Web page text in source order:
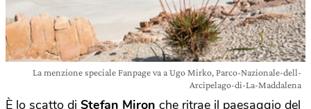
La menzione speciale Fanpage va a Ugo Mirko, Parco-Nazionale-dell-
Arcipelago-di-La-Maddalena
È lo scatto di Stefan Miron che ritrae il paesaggio del